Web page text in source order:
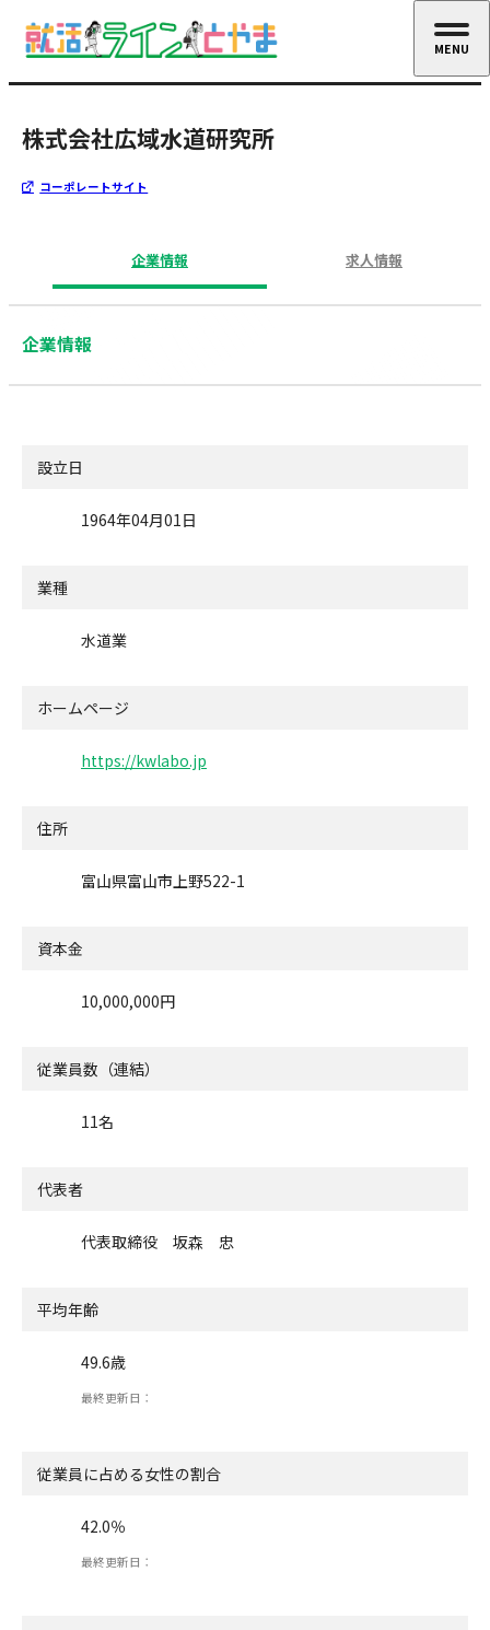
株式会社広域水道研究所
コーポレートサイト
企業情報 求人情報
企業情報
設立日
1964年04月01日
業種
水道業
ホームページ
https://kwlabo.jp
住所
富山県富山市上野522-1
資本金
10,000,000円
従業員数（連結）
11名
代表者
代表取締役 坂森 忠
平均年齢
49.6歳
最終更新日：
従業員に占める女性の割合
42.0％
最終更新日：
MENU